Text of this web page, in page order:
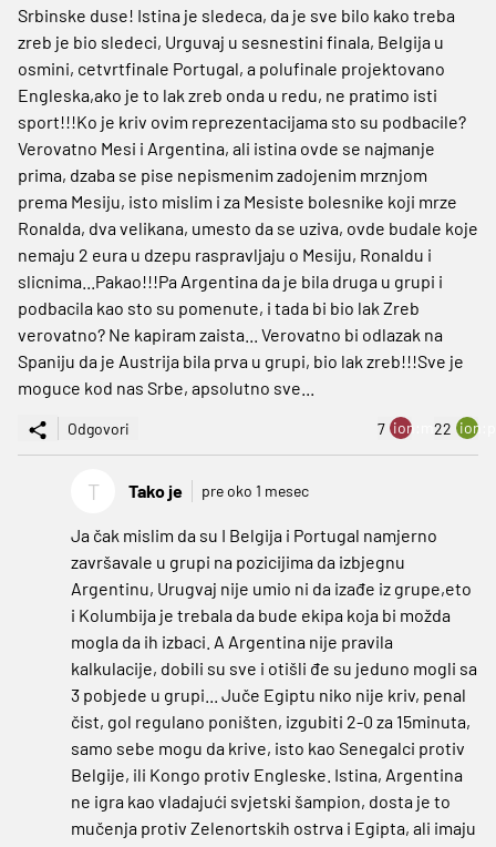
Srbinske duse! Istina je sledeca, da je sve bilo kako treba
zreb je bio sledeci, Urguvaj u sesnestini finala, Belgija u
osmini, cetvrtfinale Portugal, a polufinale projektovano
Engleska,ako je to lak zreb onda u redu, ne pratimo isti
sport!!!Ko je kriv ovim reprezentacijama sto su podbacile?
Verovatno Mesi i Argentina, ali istina ovde se najmanje
prima, dzaba se pise nepismenim zadojenim mrznjom
prema Mesiju, isto mislim i za Mesiste bolesnike koji mrze
Ronalda, dva velikana, umesto da se uziva, ovde budale koje
nemaju 2 eura u dzepu raspravljaju o Mesiju, Ronaldu i
slicnima...Pakao!!!Pa Argentina da je bila druga u grupi i
podbacila kao sto su pomenute, i tada bi bio lak Zreb
verovatno? Ne kapiram zaista... Verovatno bi odlazak na
Spaniju da je Austrija bila prva u grupi, bio lak zreb!!!Sve je
moguce kod nas Srbe, apsolutno sve...
Odgovori 7 ion:minus
22
T Tako je pre oko 1 mesec
Ja čak mislim da su I Belgija i Portugal namjerno
završavale u grupi na pozicijima da izbjegnu
Argentinu, Urugvaj nije umio ni da izađe iz grupe,eto
i Kolumbija je trebala da bude ekipa koja bi možda
mogla da ih izbaci. A Argentina nije pravila
kalkulacije, dobili su sve i otišli đe su jeduno mogli sa
3 pobjede u grupi... Juče Egiptu niko nije kriv, penal
čist, gol regulano poništen, izgubiti 2-0 za 15minuta,
samo sebe mogu da krive, isto kao Senegalci protiv
Belgije, ili Kongo protiv Engleske. Istina, Argentina
ne igra kao vladajući svjetski šampion, dosta je to
mučenja protiv Zelenortskih ostrva i Egipta, ali imaju